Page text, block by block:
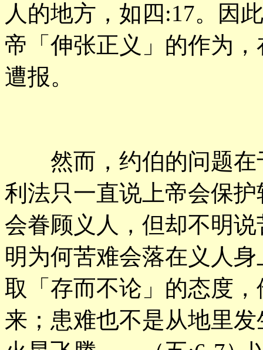
人的地方，如四:17。因
帝「伸张正义」的作为
遭报。
然而，约伯的问题在
利法只一直说上帝会保
会眷顾义人，但却不明
明为何苦难会落在义人
取「存而不论」的态度
来；患难也不是从地里